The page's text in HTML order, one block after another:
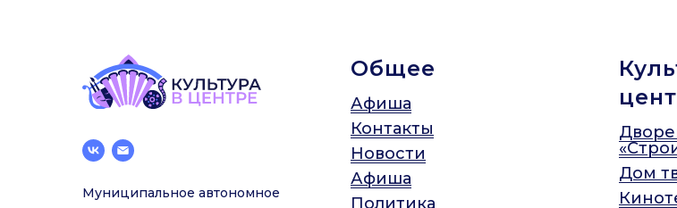
Муниципальное автономное
Общее
Афиша
Контакты
Новости
Афиша
Политика
Дом